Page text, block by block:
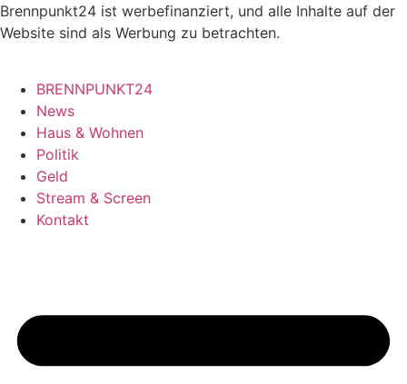
Skip
to
Brennpunkt24 ist werbefinanziert, und alle Inhalte auf der
Website sind als Werbung zu betrachten.
BRENNPUNKT24
News
Haus & Wohnen
Politik
Geld
Stream & Screen
Kontakt